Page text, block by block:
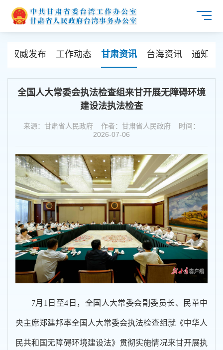
权威发布 工作动态 甘肃资讯 台海资讯 通知公
全国人大常委会执法检查组来甘开展无障碍环境
建设法执法检查
来源：甘肃省人民政府 作者：甘肃省人民政府 时间：
2026-07-06
7月1日至4日，全国人大常委会副委员长、民革中
央主席郑建邦率全国人大常委会执法检查组就《中华人
民共和国无障碍环境建设法》贯彻实施情况来甘开展执